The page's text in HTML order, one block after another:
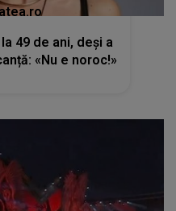
49 de ani, deși a
«Nu e noroc!»